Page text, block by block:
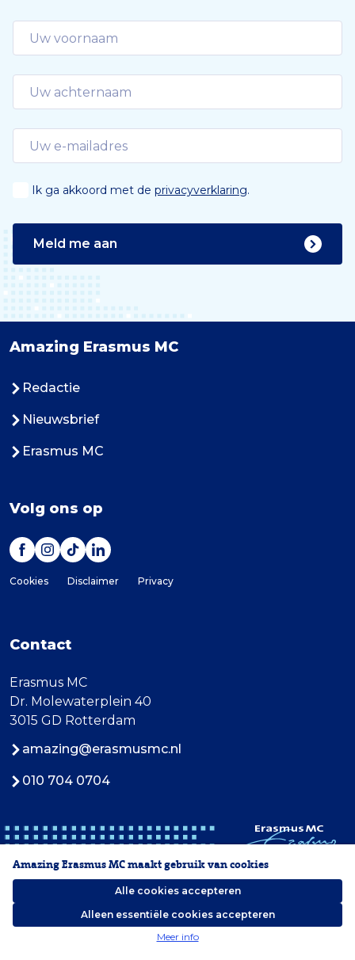
Ik ga akkoord met de privacyverklaring.
Meld me aan
Amazing Erasmus MC
Redactie
Nieuwsbrief
Erasmus MC
Volg ons op
Cookies Disclaimer Privacy
Contact
Erasmus MC
Dr. Molewaterplein 40
3015 GD Rotterdam
amazing@erasmusmc.nl
010 704 0704
2026 Erasmus MC
Amazing Erasmus MC maakt gebruik van cookies
Alle cookies accepteren
Alleen essentiële cookies accepteren
Meer info